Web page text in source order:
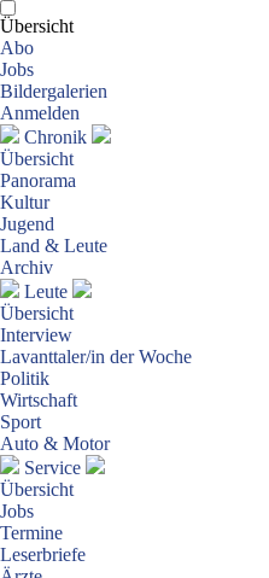
Übersicht
Abo
Jobs
Bildergalerien
Anmelden
Chronik
Übersicht
Panorama
Kultur
Jugend
Land & Leute
Archiv
Leute
Übersicht
Interview
Lavanttaler/in der Woche
Politik
Wirtschaft
Sport
Auto & Motor
Service
Übersicht
Jobs
Termine
Leserbriefe